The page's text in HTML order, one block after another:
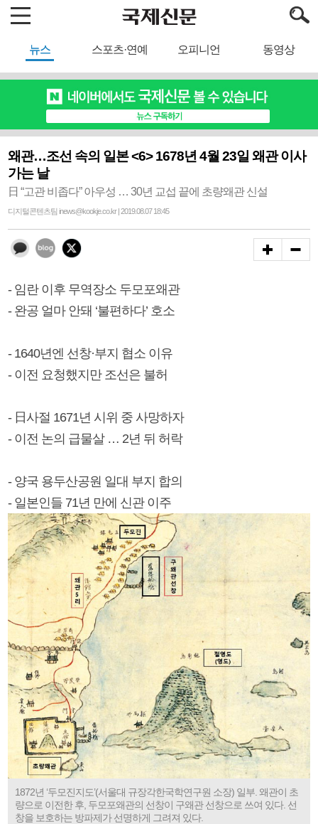
뉴스 스포츠·연예 오피니언 동영상
왜관…조선 속의 일본 <6> 1678년 4월 23일 왜관 이사
가는 날
日 “고관 비좁다” 아우성 … 30년 교섭 끝에 초량왜관 신설
디지털콘텐츠팀 inews@kookje.co.kr | 2019.08.07 18:45
- 임란 이후 무역장소 두모포왜관
- 완공 얼마 안돼 ‘불편하다’ 호소
- 1640년엔 선창·부지 협소 이유
- 이전 요청했지만 조선은 불허
- 日사절 1671년 시위 중 사망하자
- 이전 논의 급물살 … 2년 뒤 허락
- 양국 용두산공원 일대 부지 합의
- 일본인들 71년 만에 신관 이주
1872년 ‘두모진지도’(서울대 규장각한국학연구원 소장) 일부. 왜관이 초
량으로 이전한 후, 두모포왜관의 선창이 구왜관 선창으로 쓰여 있다. 선
창을 보호하는 방파제가 선명하게 그려져 있다.